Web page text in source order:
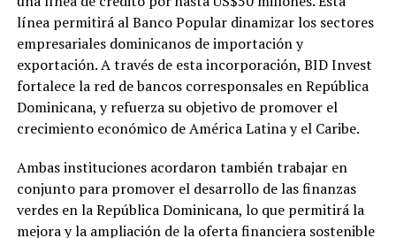
línea permitirá al Banco Popular dinamizar los sectores
empresariales dominicanos de importación y
exportación. A través de esta incorporación, BID Invest
fortalece la red de bancos corresponsales en República
Dominicana, y refuerza su objetivo de promover el
crecimiento económico de América Latina y el Caribe.
Ambas instituciones acordaron también trabajar en
conjunto para promover el desarrollo de las finanzas
verdes en la República Dominicana, lo que permitirá la
mejora y la ampliación de la oferta financiera sostenible